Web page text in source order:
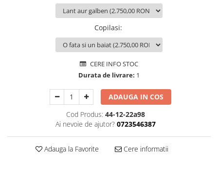
Copilasi:
CERE INFO STOC
Durata de livrare: 1
ADAUGA IN COS
Cod Produs: 44-12-22a98
Ai nevoie de ajutor? 0723546387
Adauga la Favorite Cere informatii